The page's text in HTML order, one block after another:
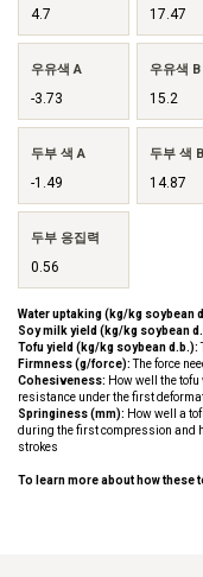
4.7 17.47
우유색 A
-3.73
우유색 B
15.2
두부 색 A
-1.49
두부 색 B
14.87
두부 응집력
0.56
Water uptaking (kg/kg soybean
Soy milk yield (kg/kg soybean
Tofu yield (kg/kg soybean d.b.):
Firmness (g/force):The force
Cohesiveness: How well the
resistance under the first
Springiness (mm): How well a
during the first compression and
strokes
To learn more about how these